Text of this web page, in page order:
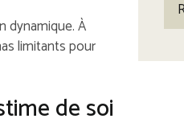
dynamique. À
limitants pour
de soi